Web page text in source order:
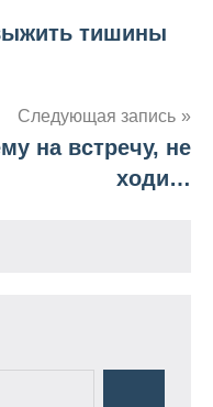
тишины
Следующая запись
на встречу, не
ходи…